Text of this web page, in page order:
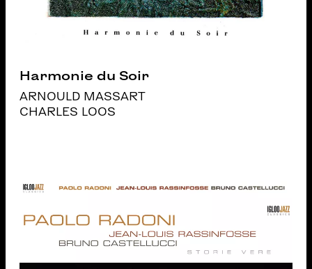
Harmonie du Soir
ARNOULD MASSART
CHARLES LOOS